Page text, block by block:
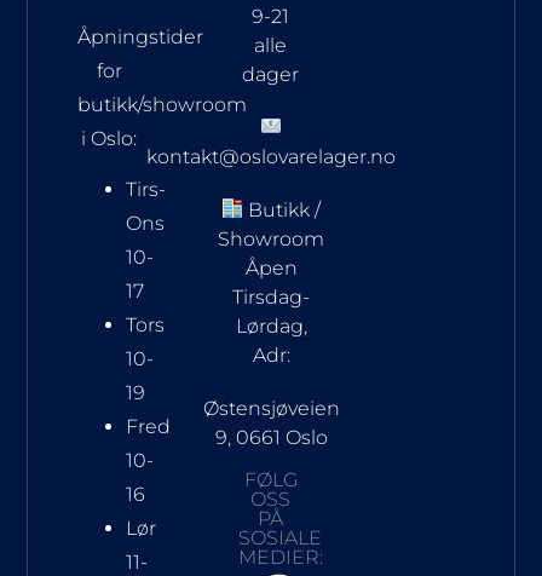
Åpningstider
for
butikk/showroom
i Oslo:
Tirs-
Ons
10-
17
Tors
10-
19
Fred
10-
16
Lør
11-
9-21
alle
dager
kontakt@oslovarelager.no
Butikk /
Showroom
Åpen
Tirsdag-
Lørdag,
Adr:
Østensjøveien
9, 0661 Oslo
FØLG
OSS
PÅ
SOSIALE
MEDIER: